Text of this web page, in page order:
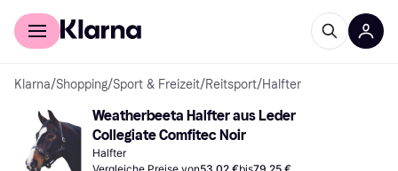
Für Shopper
Klarna/Shopping/Sport & Freizeit/Reitsport/Halfter
Weatherbeeta Halfter aus Leder
Collegiate Comfitec Noir
Halfter